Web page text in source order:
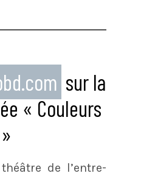
sur la
« Couleurs
de l’entre-